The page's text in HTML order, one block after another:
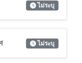
งพัก
ไม่ระบุ